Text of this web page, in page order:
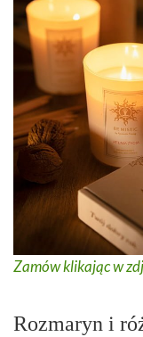
Zamów klikając w
Rozmaryn i